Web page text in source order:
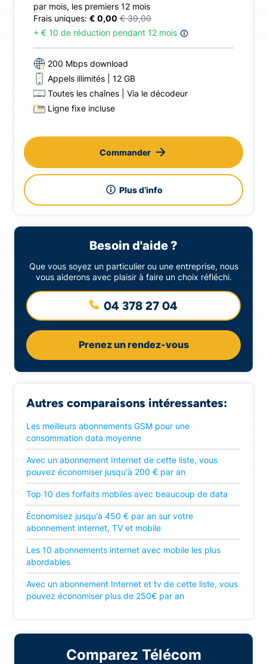
par mois, les premiers 12 mois
Frais uniques: € 0,00 € 39,00
+ € 10 de réduction pendant 12 mois
200 Mbps download
Appels illimités
12 GB
Toutes les chaînes
Via le décodeur
Ligne fixe incluse
Plus d’info
Commander
Besoin d'aide ?
Que vous soyez un particulier ou une entreprise, nous
vous aiderons avec plaisir à faire un choix réfléchi.
04 378 27 04
Prenez un rendez-vous
Autres comparaisons intéressantes:
Les meilleurs abonnements GSM pour une
consommation data moyenne
Avec un abonnement Internet de cette liste, vous
pouvez économiser jusqu'à 200 € par an
Top 10 des forfaits mobiles avec beaucoup de data
Économisez jusqu'à 450 € par an sur votre
abonnement internet, TV et mobile
Les 10 abonnements internet avec mobile les plus
abordables
Avec un abonnement Internet et tv de cette liste, vous
pouvez économiser plus de 250€ par an
Comparez Télécom